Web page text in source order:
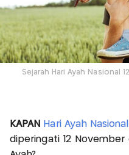
Sejarah Hari Ayah Nasional
KAPAN Hari Ayah Nasional
diperingati 12 November